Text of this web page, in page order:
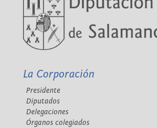
La Corporación
Presidente
Diputados
Delegaciones
Órganos colegiados